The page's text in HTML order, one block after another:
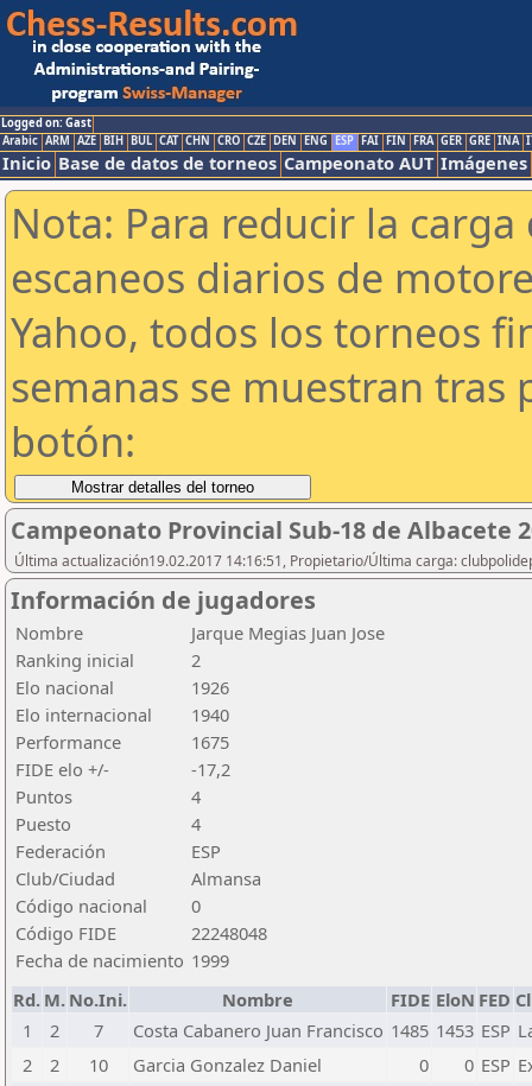
Logged on: Gast
Arabic ARM AZE BIH BUL CAT CHN CRO CZE DEN ENG ESP FAI FIN FRA GER GRE INA
Inicio Base de datos de torneos Campeonato AUT Imágenes
Nota: Para reducir la
escaneos diarios de
Yahoo, todos los torneos
semanas se muestran tras
botón:
Campeonato Provincial Sub-18 de Albacete
Última actualización19.02.2017 14:16:51, Propietario/Última carga:
Información de jugadores
Nombre
Jarque Megias Juan Jose
Ranking inicial
2
Elo nacional
1926
Elo internacional
1940
Performance
1675
FIDE elo +/-
-17,2
Puntos
4
Puesto
4
Federación
ESP
Club/Ciudad
Almansa
Código nacional
0
Código FIDE
22248048
Fecha de nacimiento 1999
Rd. M. No.Ini. Nombre FIDE EloN FED
1
2 7 Costa Cabanero Juan Francisco 1485 1453 ESP
2
2 10 Garcia Gonzalez Daniel 0 0 ESP